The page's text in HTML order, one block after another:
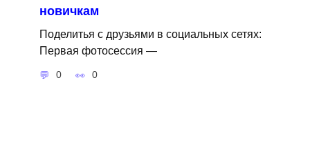
новичкам
Поделитья с друзьями в социальных сетях:
Первая фотосессия —
0 0